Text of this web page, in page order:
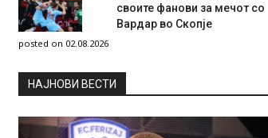
своите фанови за мечот со
Вардар во Скопје
posted on 02.08.2026
НAЈНОВИ ВЕСТИ